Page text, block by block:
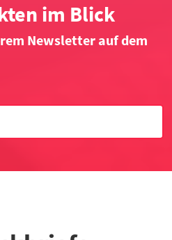
im Blick
Newsletter auf dem